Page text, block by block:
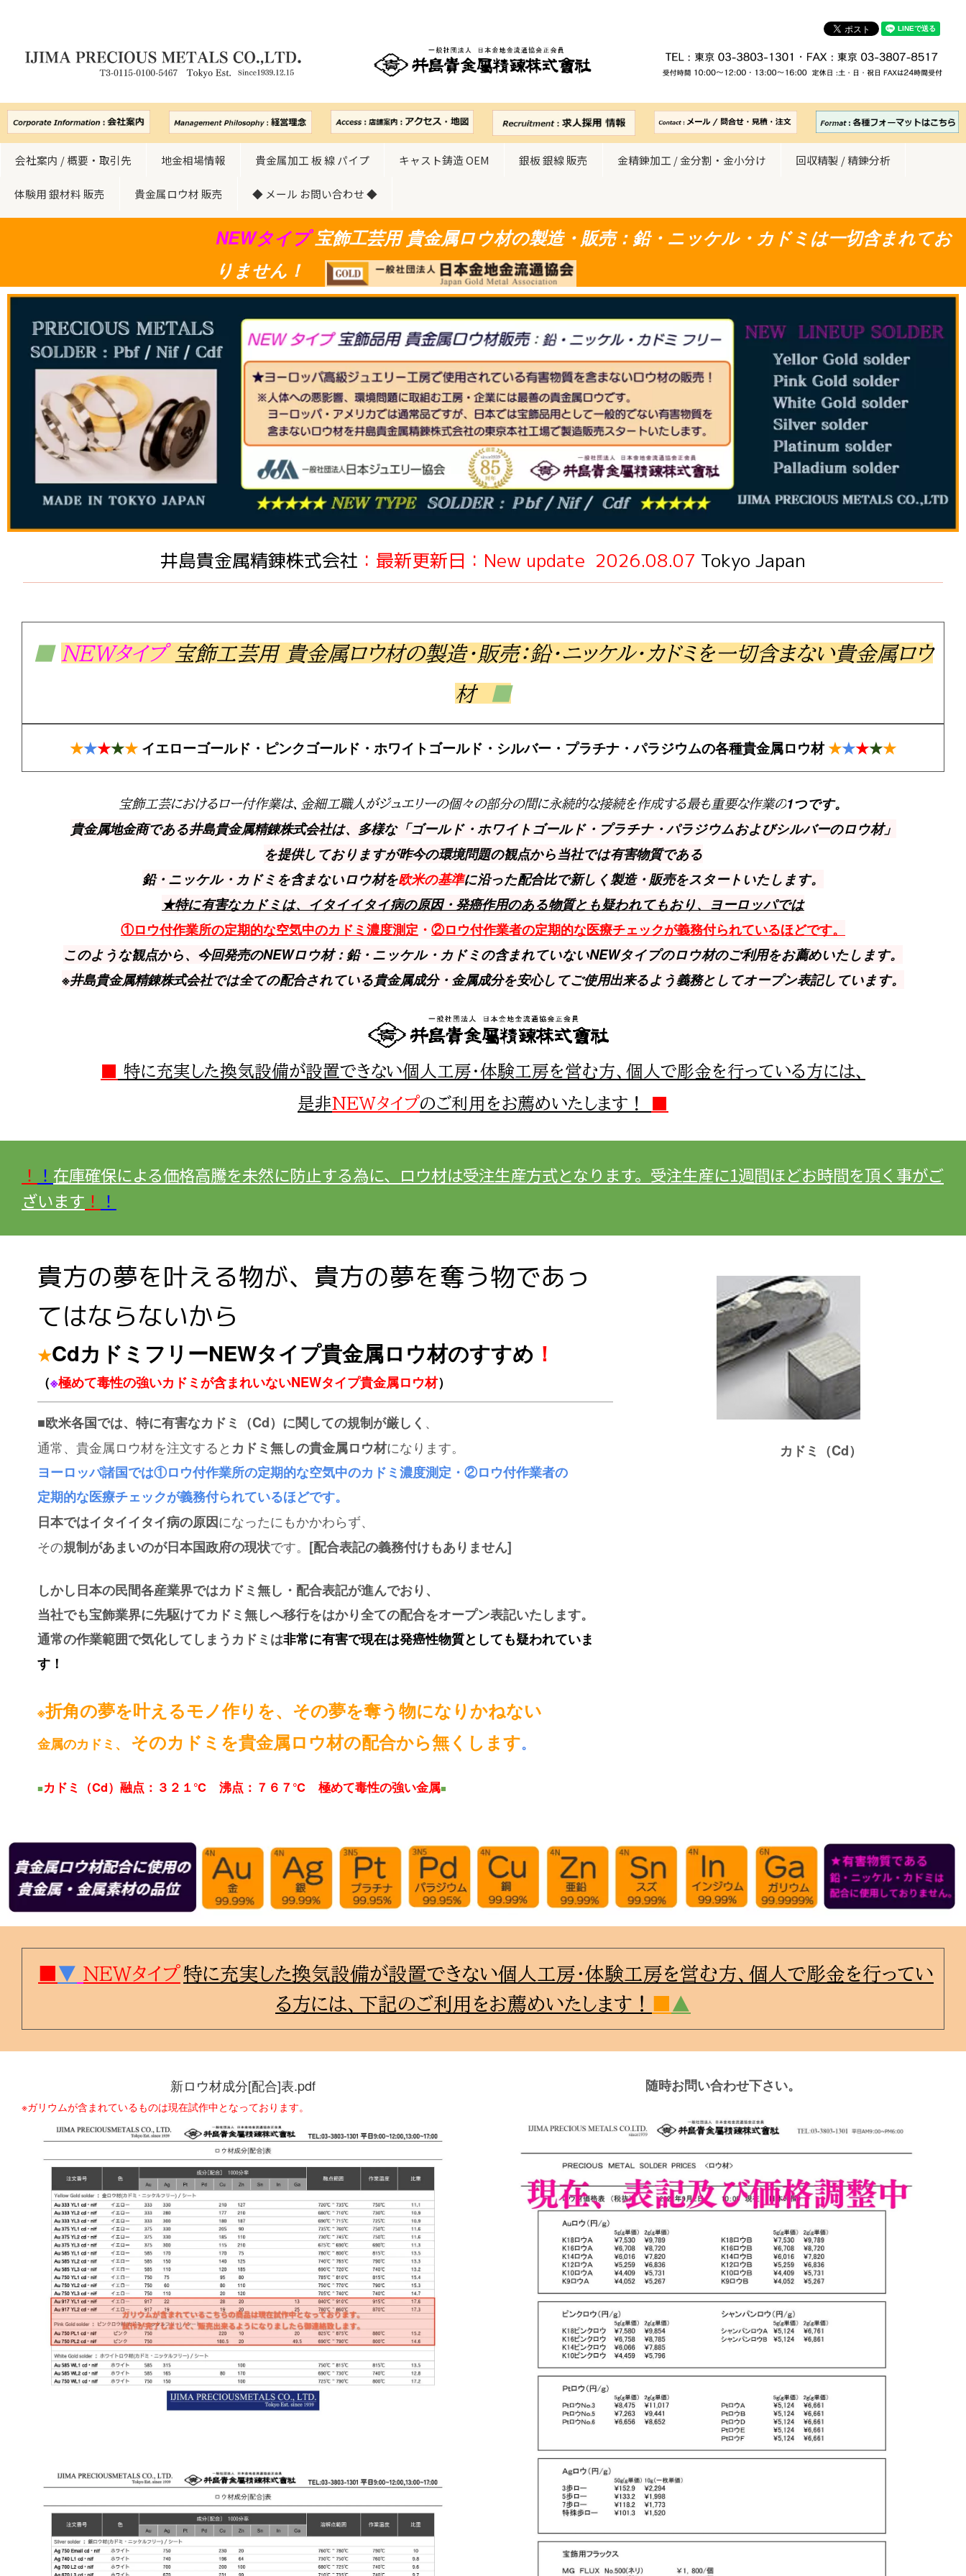
会社案内 / 概要・取引先 地金相場情報 貴金属加工 板 線 パイプ キャスト鋳造 OEM 銀板 銀線 販売 金精錬加工 / 金分割・金小分け 回収精製 / 精錬分析
体験用 銀材料 販売 貴金属ロウ材 販売 ◆ メール お問い合わせ ◆
NEWタイプ宝飾工芸用 貴金属ロウ材の製造・販売：鉛・ニッケル・カドミは一切含まれてお
りません！
井島貴金属精錬株式会社 ：最新更新日：New update 2026.08.07 Tokyo Japan
■ NEWタイプ 宝飾工芸用 貴金属ロウ材の製造・販売：鉛・ニッケル・カドミを一切含まない貴金属ロウ
材
■
★★★★★ イエローゴールド・ピンクゴールド・ホワイトゴールド・シルバー・プラチナ・パラジウムの各種貴金属ロウ材★★★★★
宝飾工芸におけるロー付作業は、金細工職人がジュエリーの個々の部分の間に永続的な接続を作成する最も重要な作業の1つです。
貴金属地金商である井島貴金属精錬株式会社は、多様な「ゴールド・ホワイトゴールド・プラチナ・パラジウムおよびシルバーのロウ材」
を提供しておりますが昨今の環境問題の観点から当社では有害物質である
鉛・ニッケル・カドミを含まないロウ材を欧米の基準に沿った配合比で新しく製造・販売をスタートいたします。
★特に有害なカドミは、イタイイタイ病の原因・発癌作用のある物質とも疑われてもおり、ヨーロッパでは
①ロウ付作業所の定期的な空気中のカドミ濃度測定 ・ ②ロウ付作業者の定期的な医療チェックが義務付られているほどです。
このような観点から、今回発売のNEWロウ材：鉛・ニッケル・カドミの含まれていないNEWタイプのロウ材のご利用をお薦めいたします。
※井島貴金属精錬株式会社では全ての配合されている貴金属成分・金属成分を安心してご使用出来るよう義務としてオープン表記しています。
特に充実した換気設備が設置できない個人工房・体験工房を営む方、個人で彫金を行っている方には、
是非NEWタイプのご利用をお薦めいたします！
！ ！ 在庫確保による価格高騰を未然に防止する為に、ロウ材は受注生産方式となります。受注生産に1週間ほどお時間を頂く事がご
ざいます ！ ！
貴方の夢を叶える物が、貴方の夢を奪う物であっ
てはならないから
★CdカドミフリーNEWタイプ貴金属ロウ材のすすめ ！
（※極めて毒性の強いカドミが含まれいないNEWタイプ貴金属ロウ材）
■欧米各国では、特に有害なカドミ（Cd）に関しての規制が厳しく 、
通常、貴金属ロウ材を注文するとカドミ無しの貴金属ロウ材になります。
ヨーロッパ諸国では①ロウ付作業所の定期的な空気中のカドミ濃度測定・②ロウ付作業者の
定期的な医療チェックが義務付られているほどです。
日本ではイタイイタイ病の原因になったにもかかわらず、
その規制があまいのが日本国政府の現状です。 [配合表記の義務付けもありません]
しかし日本の民間各産業界ではカドミ無し・配合表記が進んでおり、
当社でも宝飾業界に先駆けてカドミ無しへ移行をはかり全ての配合をオープン表記いたします。
通常の作業範囲で気化してしまうカドミは非常に有害で現在は発癌性物質としても疑われていま
す！
※折角の夢を叶えるモノ作りを、その夢を奪う物になりかねない
金属のカドミ、 そのカドミを貴金属ロウ材の配合から無くします。
■カドミ（Cd）融点：３２１℃ 沸点：７６７℃ 極めて毒性の強い金属■
カドミ（Cd）
▼ ＮＥＷタイプ特に充実した換気設備が設置できない個人工房・体験工房を営む方、個人で彫金を行ってい
る方には、下記のご利用をお薦めいたします！
▲
新ロウ材成分[配合]表.pdf
※ガリウムが含まれているものは現在試作中となっております。
随時お問い合わせ下さい。